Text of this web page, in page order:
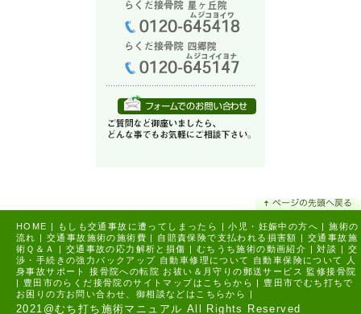
HOME | もしも交通事故に遭ってしまったら | 小児・妊娠中の方へ |
施術の
流れ | 交通事故施術の施術費 | 自賠責保険で支払われる損害額 | 交通事故施
術Ｑ＆Ａ
| 交通事故の応力解析と損傷 | むちうち施術の動画紹介 | 対談 | 交
渉・手続きの強力バックアップ 自動車修理について 自動車保険について
人
身事故サポート
接骨院への転院 お祓い＆月守りの郵送サービス
監修接骨院
|
豊田市のらくだ接骨院のサイトマップはこちらから |
豊田市でむち打ちで
お困りの方お問い合わせ、御相談などはこちらから |
2021@むち打ち施術マニュアル All Rights Reserved